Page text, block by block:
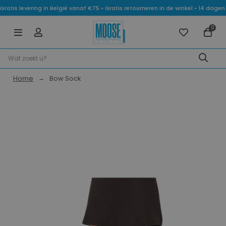
Gratis levering in België vanaf €75 • Gratis retourneren in de winkel • 14
0
Home Bow Sock